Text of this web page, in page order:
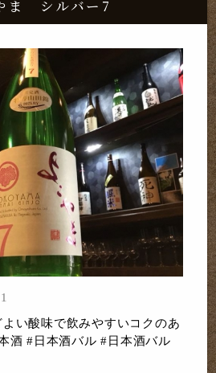
ま シルバー7
い酸味で飲みやすいコクのあ
酒 #日本酒バル #日本酒バル